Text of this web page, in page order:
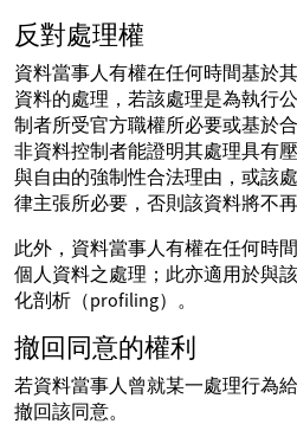
反對處理權
資料當事人有權在任何時間基於
資料的處理，若該處理是為執行
制者所受官方職權所必要或基於
非資料控制者能證明其處理具有
與自由的強制性合法理由，或該
律主張所必要，否則該資料將不再
此外，資料當事人有權在任何時
個人資料之處理；此亦適用於與
化剖析（profiling）。
撤回同意的權利
若資料當事人曾就某一處理行為
撤回該同意。